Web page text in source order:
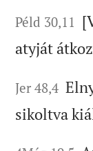
Péld 30,11
atyját
Jer 48,4
sikoltva